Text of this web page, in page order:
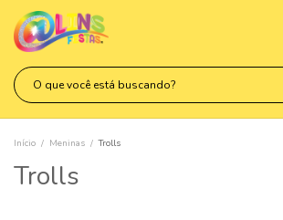
Início / Meninas / Trolls
Trolls